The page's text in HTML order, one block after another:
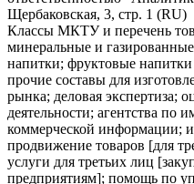
Щербаковская, 3, стр. 1 (RU)
Классы МКТУ и перечень
минеральные и
напитки; фруктовые
прочие составы для
рынка; деловая экспертиза;
деятельности; агентства по
коммерческой информации;
продвижение товаров [для
услуги для третьих лиц
предприятиям]; помощь по